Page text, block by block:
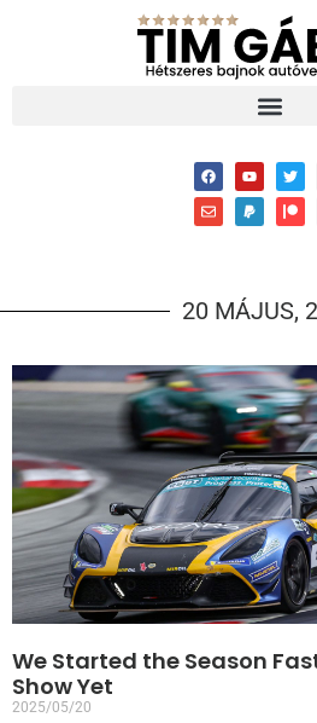
20 MÁJUS,
We Started the Season
Show Yet
2025/05/20